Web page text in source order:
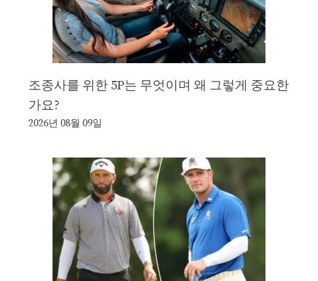
조종사를 위한 5P는 무엇이며 왜 그렇게 중요한
가요?
2026년 08월 09일